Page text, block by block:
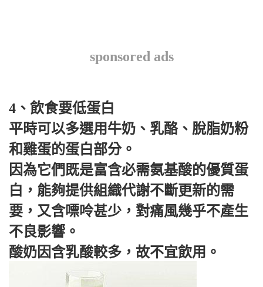
sponsored ads
4、飲食要低蛋白
平時可以多選用牛奶、乳酪、脫脂奶粉
和雞蛋的蛋白部分。
因為它們既是富含必需氨基酸的優質蛋
白，能夠提供組織代謝不斷更新的需
要，又含嘌呤甚少，對痛風幾乎不產生
不良影響。
酸奶因含乳酸較多，故不宜飲用。